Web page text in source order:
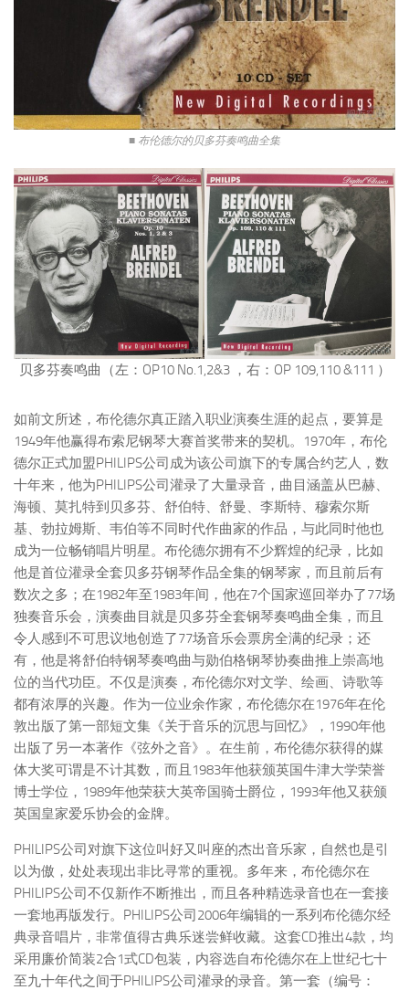
■ 布伦德尔的贝多芬奏鸣曲全集
贝多芬奏鸣曲（左：OP10 No.1,2&3 ，右：OP 109,110 &111 ）
如前文所述，布伦德尔真正踏入职业演奏生涯的起点，要算是
1949年他赢得布索尼钢琴大赛首奖带来的契机。1970年，布伦
德尔正式加盟PHILIPS公司成为该公司旗下的专属合约艺人，数
十年来，他为PHILIPS公司灌录了大量录音，曲目涵盖从巴赫、
海顿、莫扎特到贝多芬、舒伯特、舒曼、李斯特、穆索尔斯
基、勃拉姆斯、韦伯等不同时代作曲家的作品，与此同时他也
成为一位畅销唱片明星。布伦德尔拥有不少辉煌的纪录，比如
他是首位灌录全套贝多芬钢琴作品全集的钢琴家，而且前后有
数次之多；在1982年至1983年间，他在7个国家巡回举办了77场
独奏音乐会，演奏曲目就是贝多芬全套钢琴奏鸣曲全集，而且
令人感到不可思议地创造了77场音乐会票房全满的纪录；还
有，他是将舒伯特钢琴奏鸣曲与勋伯格钢琴协奏曲推上崇高地
位的当代功臣。不仅是演奏，布伦德尔对文学、绘画、诗歌等
都有浓厚的兴趣。作为一位业余作家，布伦德尔在1976年在伦
敦出版了第一部短文集《关于音乐的沉思与回忆》，1990年他
出版了另一本著作《弦外之音》。在生前，布伦德尔获得的媒
体大奖可谓是不计其数，而且1983年他获颁英国牛津大学荣誉
博士学位，1989年他荣获大英帝国骑士爵位，1993年他又获颁
英国皇家爱乐协会的金牌。
PHILIPS公司对旗下这位叫好又叫座的杰出音乐家，自然也是引
以为傲，处处表现出非比寻常的重视。多年来，布伦德尔在
PHILIPS公司不仅新作不断推出，而且各种精选录音也在一套接
一套地再版发行。PHILIPS公司2006年编辑的一系列布伦德尔经
典录音唱片，非常值得古典乐迷尝鲜收藏。这套CD推出4款，均
采用廉价简装2合1式CD包装，内容选自布伦德尔在上世纪七十
至九十年代之间于PHILIPS公司灌录的录音。第一套（编号：